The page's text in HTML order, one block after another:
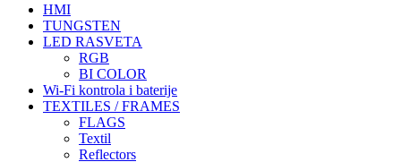
HMI
TUNGSTEN
LED RASVETA
RGB
BI COLOR
Wi-Fi kontrola i baterije
TEXTILES / FRAMES
FLAGS
Textil
Reflectors